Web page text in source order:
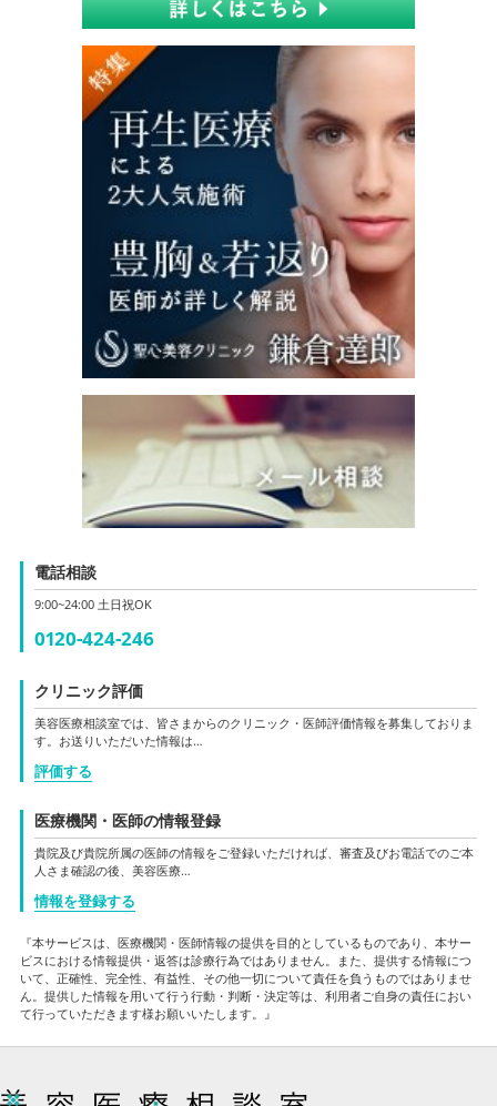
電話相談
9:00~24:00 土日祝OK
0120-424-246
クリニック評価
美容医療相談室では、皆さまからのクリニック・医師評価情報を募集しておりま
す。お送りいただいた情報は…
評価する
医療機関・医師の情報登録
貴院及び貴院所属の医師の情報をご登録いただければ、審査及びお電話でのご本
人さま確認の後、美容医療…
情報を登録する
『本サービスは、医療機関・医師情報の提供を目的としているものであり、本サー
ビスにおける情報提供・返答は診療行為ではありません。また、提供する情報につ
いて、正確性、完全性、有益性、その他一切について責任を負うものではありませ
ん。提供した情報を用いて行う行動・判断・決定等は、利用者ご自身の責任におい
て行っていただきます様お願いいたします。』